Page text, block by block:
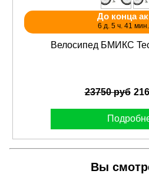
До конца
6 д. 5 ч. 41 мин.
Велосипед БМИКС
23750 руб
Вы